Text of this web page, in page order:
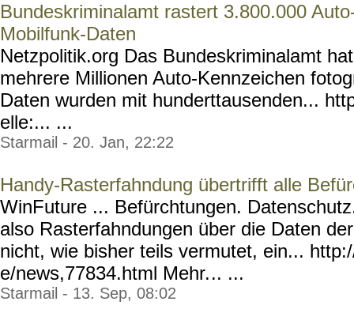
Bundeskriminalamt rastert 3.800.000
Mobilfunk-Daten
Netzpolitik.org Das Bundeskriminalamt
mehrere Millionen Auto-Kennzeichen
Daten wurden mit hunderttausenden...
elle:... ...
Starmail - 20. Jan, 22:22
Handy-Rasterfahndung übertrifft alle
WinFuture ... Befürchtungen.
also Rasterfahndungen über die Daten
nicht, wie bisher teils vermutet, ein...
e/news,77834.html Mehr... ...
Starmail - 13. Sep, 08:02